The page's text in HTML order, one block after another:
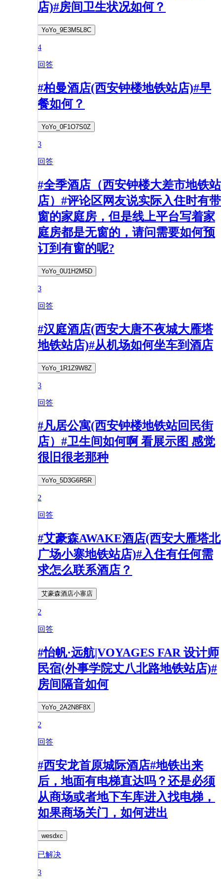
店)#房间卫生状况如何？
YoYo_9E3M5L8C
4
回答
#柏曼酒店(西安钟楼地铁站店)#早
餐如何？
YoYo_0F1O7S0Z
3
回答
#全季酒店（西安钟楼大差市地铁站
店）#评论区网友说实际入住时有带
窗的家庭房，但是线上平台写着家
庭房都是无窗的，请问需要如何预
订到有窗的呢?
YoYo_0U1H2M5D
3
回答
#汉庭酒店(西安大唐不夜城大雁塔
地铁站店)#从机场如何坐车到酒店
YoYo_1R1Z9W8Z
3
回答
#凡居公寓(西安钟楼地铁站回民街
店）#卫生间如何啊 看展示图 感觉
很旧很老那种
YoYo_5D3G6R5R
2
回答
#艾豪森AWAKE酒店(西安大雁塔北
广场小寨地铁站店)#入住有任何需
求怎么联系酒店？
艾豪森酒店小寨店
2
回答
#怡帆·远航|VOYAGES FAR 设计师
民宿(外事学院丈八北路地铁站店)#
房间隔音如何
YoYo_2A2N8F8X
2
回答
#西安龙首原城际酒店#地铁出来
后，地面有电梯直达吗？还是必须
从商场或者地下车库进入找电梯，
如果商场关门，如何进出
wesdxc
已解决
3